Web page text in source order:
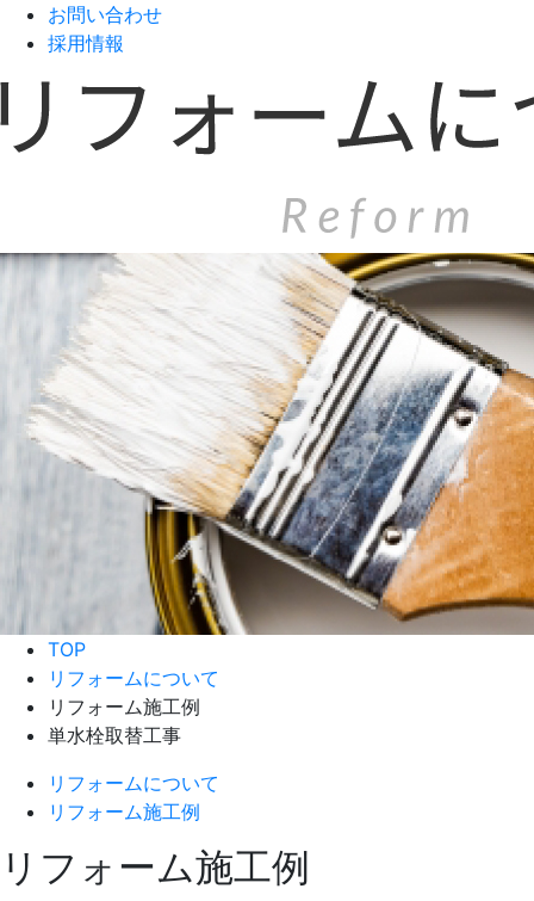
お問い合わせ
採用情報
TOP
リフォームについて
リフォーム施工例
単水栓取替工事
リフォームについて
リフォーム施工例
リフォーム施工例